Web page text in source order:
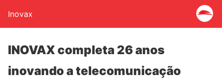
Inovax
INOVAX completa 26 anos
inovando a telecomunicação